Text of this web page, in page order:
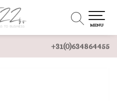
+31(0)634864455
MENU